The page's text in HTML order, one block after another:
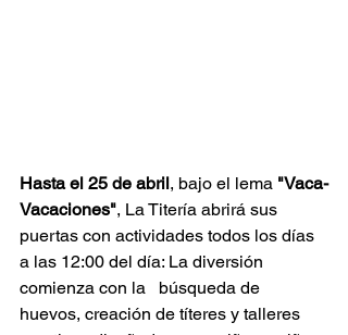
Hasta el 25 de abril, bajo el lema "Vaca-
Vacaciones", La Titería abrirá sus
puertas con actividades todos los días
a las 12:00 del día: La diversión
comienza con la   búsqueda de
huevos, creación de títeres y talleres